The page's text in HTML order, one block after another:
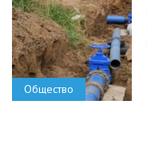
Общество